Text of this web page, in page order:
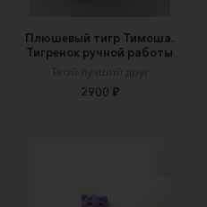
Плюшевый тигр Тимоша.
Тигренок ручной работы
Твой лучший друг
2900 ₽